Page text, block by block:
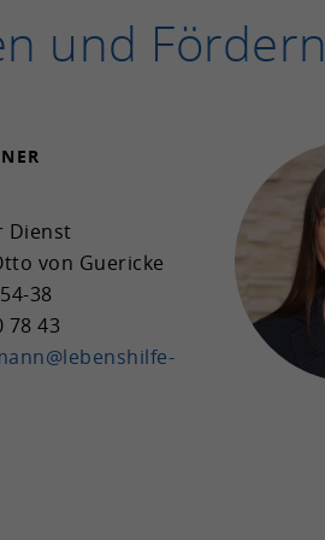
und För­dern
Dienst
von Gue­ri­cke
38
78 43